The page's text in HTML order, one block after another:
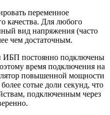
переменное
качества. Для любого
вид напряжения (часто
чем достаточным.
ИБП постоянно подключены
время подключения на
повышенной мощности
сотые доли секунд, что
подключенным через